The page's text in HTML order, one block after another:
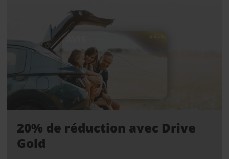
20% de réduction avec Drive
Gold